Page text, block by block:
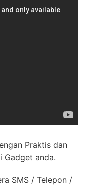
Praktis dan
Gadget anda.
SMS / Telepon /